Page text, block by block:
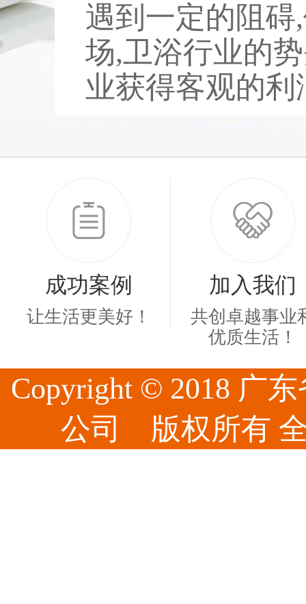
遇到一定的阻
场,卫浴行业的
业获得客观的利
成功案例
让生活更美好！
加入我们
共创卓越事业
优质生活！
Copyright © 2018 广
公司 版权所有